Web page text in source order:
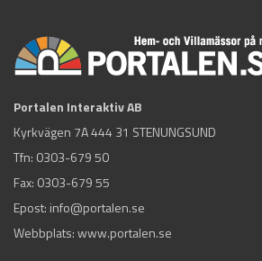
Portalen Interaktiv AB
Kyrkvägen 7A 444 31 STENUNGSUND
Tfn: 0303-679 50
Fax: 0303-679 55
Epost: info@portalen.se
Webbplats: www.portalen.se